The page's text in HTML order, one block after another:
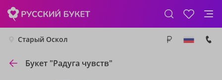
Старый Оскол
Букет "Радуга чувств"